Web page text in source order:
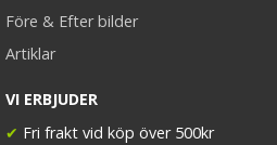
Före & Efter bilder
Artiklar
VI ERBJUDER
✔ Fri frakt vid köp över 500kr